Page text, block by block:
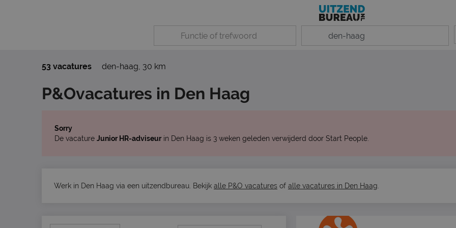
53 vacatures den-haag, 30 km
P&Ovacatures in Den Haag
Sorry
De vacature Junior HR-adviseurin Den Haag is 3 weken geleden verwijderd door Start People.
Werk in Den Haag via een uitzendbureau. Bekijk alle P&O vacatures of alle vacatures in Den Haag